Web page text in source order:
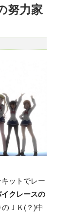
努力家
ットでレー
クレースの
ＪＫ(？)中